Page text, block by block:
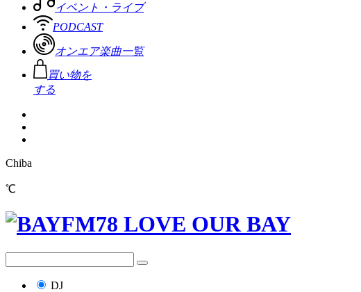
イベント・ライブ
PODCAST
オンエア楽曲一覧
買い物を
する
Chiba
℃
DJ